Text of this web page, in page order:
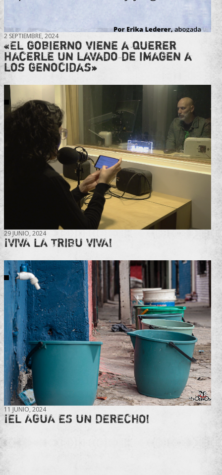
2 SEPTIEMBRE, 2024
«El gobierno viene a querer
hacerle un lavado de imagen a
los genocidas»
29 JUNIO, 2024
¡VIVA LA TRIBU VIVA!
11 JUNIO, 2024
¡EL AGUA ES UN DERECHO!